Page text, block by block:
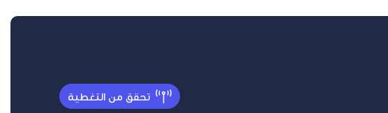
تحقق من التغطية